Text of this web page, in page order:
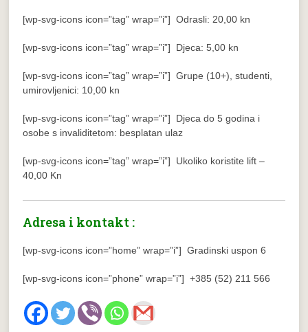
[wp-svg-icons icon=”tag” wrap=”i”] Odrasli: 20,00 kn
[wp-svg-icons icon=”tag” wrap=”i”] Djeca: 5,00 kn
[wp-svg-icons icon=”tag” wrap=”i”] Grupe (10+), studenti,
umirovljenici: 10,00 kn
[wp-svg-icons icon=”tag” wrap=”i”] Djeca do 5 godina i
osobe s invaliditetom: besplatan ulaz
[wp-svg-icons icon=”tag” wrap=”i”] Ukoliko koristite lift –
40,00 Kn
Adresa i kontakt :
[wp-svg-icons icon=”home” wrap=”i”] Gradinski uspon 6
[wp-svg-icons icon=”phone” wrap=”i”] +385 (52) 211 566